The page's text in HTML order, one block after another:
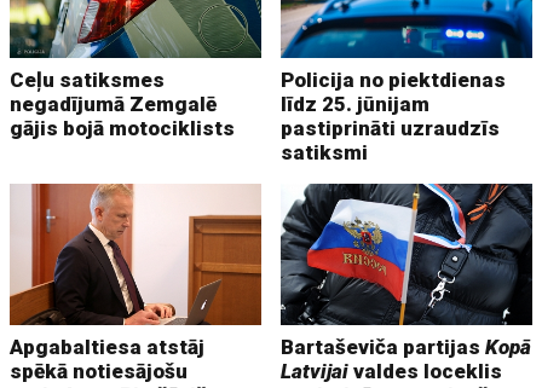
Ceļu satiksmes
negadījumā Zemgalē
gājis bojā motociklists
Policija no piektdienas
līdz 25. jūnijam
pastiprināti uzraudzīs
satiksmi
Apgabaltiesa atstāj
spēkā notiesājošu
Bartaševiča partijasKopā
Latvijai valdes loceklis